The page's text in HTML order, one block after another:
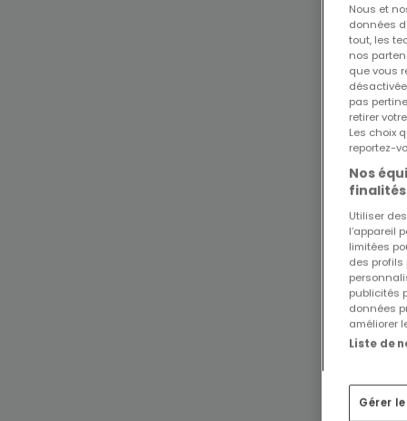
Nous et
données
tout, les
nos
que vous
pas
retirer
Les choix
reportez-
Nos
Utiliser
l’appareil
limitées
des
publicités
données
améliorer
Liste de
Gérer